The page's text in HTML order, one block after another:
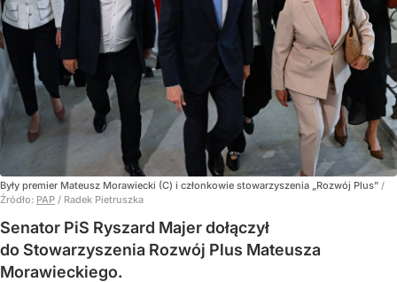
Były premier Mateusz Morawiecki (C) i członkowie stowarzyszenia „Rozwój Plus” /
Źródło: PAP / Radek Pietruszka
Senator PiS Ryszard Majer dołączył
do Stowarzyszenia Rozwój Plus Mateusza
Morawieckiego.